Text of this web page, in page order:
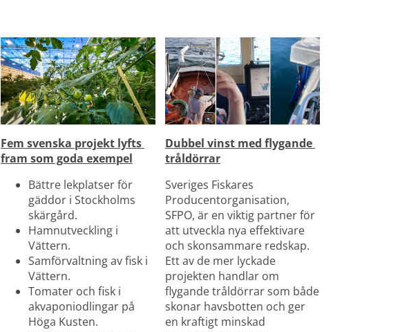
Fem svenska projekt lyfts
fram som goda exempel
Bättre lekplatser för
gäddor i Stockholms
skärgård.
Hamnutveckling i
Vättern.
Samförvaltning av fisk i
Vättern.
Tomater och fisk i
akvaponiodlingar på
Höga Kusten.
Dubbel vinst med flygande
tråldörrar
Sveriges Fiskares
Producentorganisation,
SFPO, är en viktig partner för
att utveckla nya effektivare
och skonsammare redskap.
Ett av de mer lyckade
projekten handlar om
flygande tråldörrar som både
skonar havsbotten och ger
en kraftigt minskad